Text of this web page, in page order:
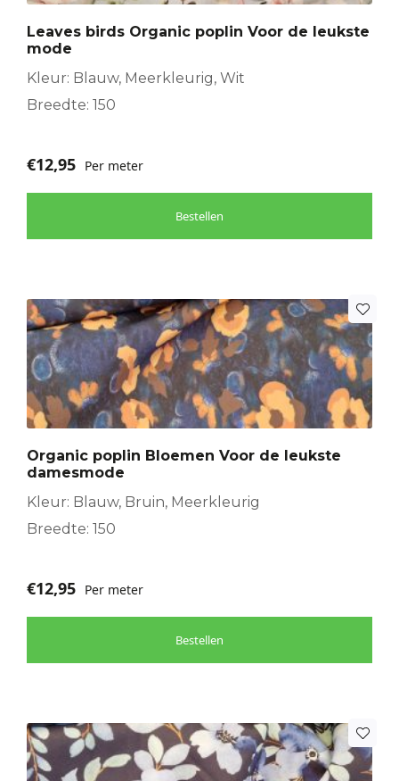
Leaves birds Organic poplin Voor de leukste
mode
Kleur: Blauw, Meerkleurig, Wit
Breedte: 150
€12,95 Per meter
Bestellen
Organic poplin Bloemen Voor de leukste
damesmode
Kleur: Blauw, Bruin, Meerkleurig
Breedte: 150
€12,95 Per meter
Bestellen